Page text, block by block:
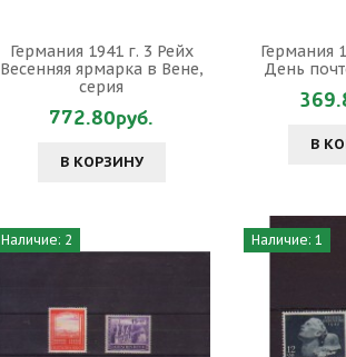
Германия 1941 г. 3 Рейх
Весенняя ярмарка в Вене,
серия
772.80руб.
В КОРЗИНУ
Германия
День
В
Наличие: 2 Наличие: 1